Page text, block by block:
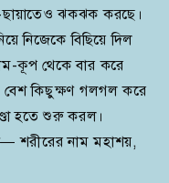
ছায়াতেও ঝকঝক করছে।
নিজেকে বিছিয়ে দিল
কূপ থেকে বার করে
বেশ কিছুক্ষণ গলগল করে
হতে শুরু করল।
শরীরের নাম মহাশয়,